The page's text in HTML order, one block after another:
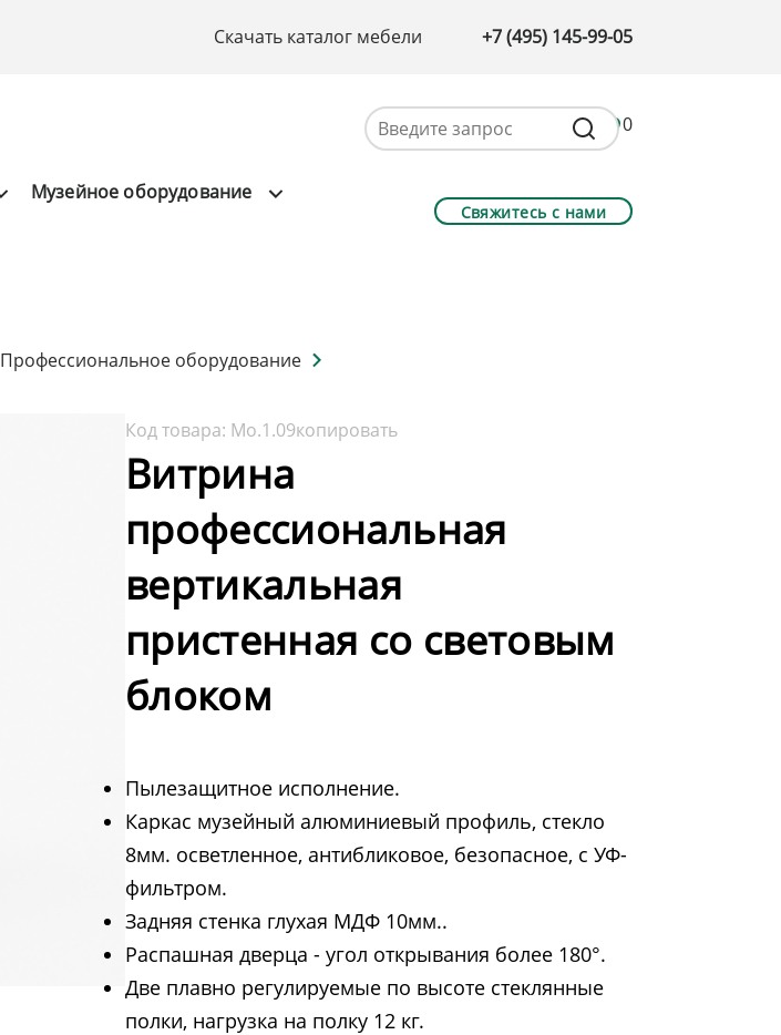
Скачать каталог мебели +7 (495) 145-99-05
0
Музейное оборудование
Свяжитесь с нами
Профессиональное оборудование
Код товара: Мо.1.09копировать
Витрина
профессиональная
вертикальная
пристенная со световым
блоком
Пылезащитное исполнение.
Каркас музейный алюминиевый профиль, стекло
8мм. осветленное, антибликовое, безопасное, с УФ-
фильтром.
Задняя стенка глухая МДФ 10мм..
Распашная дверца - угол открывания более 180°.
Две плавно регулируемые по высоте стеклянные
полки, нагрузка на полку 12 кг.